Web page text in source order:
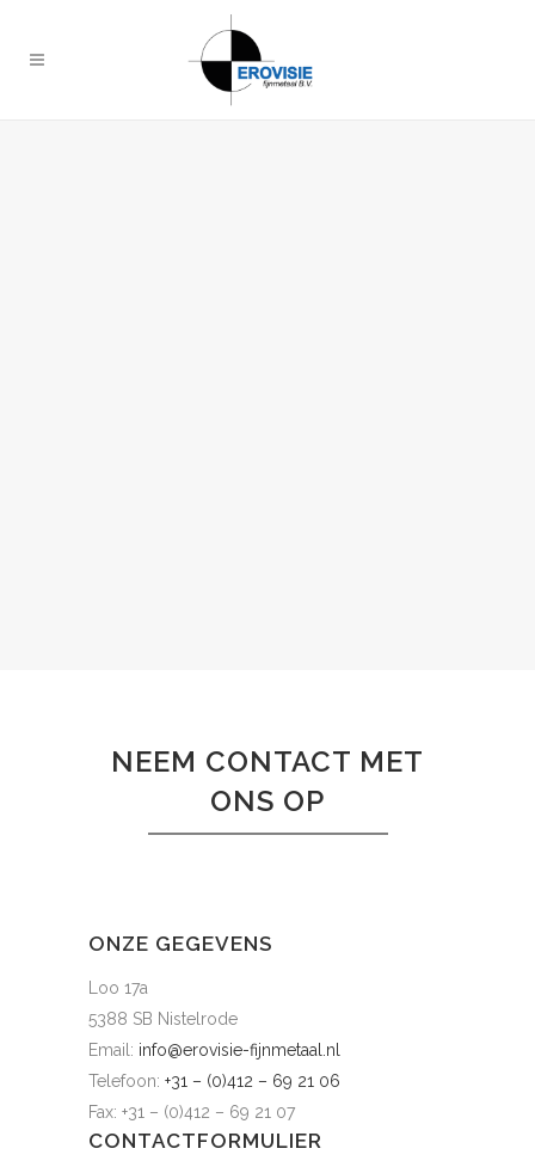
NEEM CONTACT MET
ONS OP
ONZE GEGEVENS
Loo 17a
5388 SB Nistelrode
Email: info@erovisie-fijnmetaal.nl
Telefoon: +31 – (0)412 – 69 21 06
Fax: +31 – (0)412 – 69 21 07
CONTACTFORMULIER